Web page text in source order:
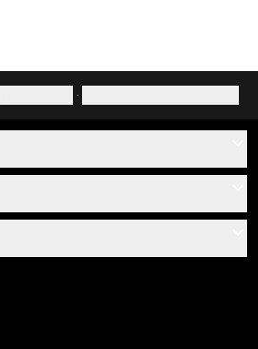
·
generales (CGC)